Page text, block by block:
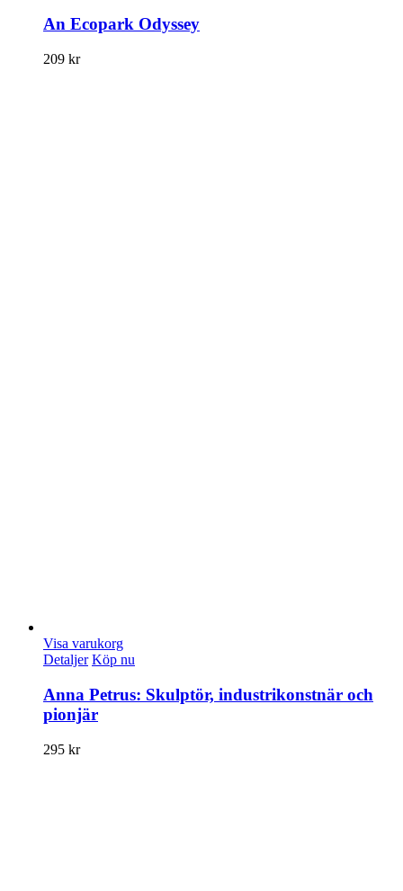
An Ecopark Odyssey
209 kr
Visa varukorg
Detaljer Köp nu
Anna Petrus: Skulptör, industrikonstnär och
pionjär
295 kr